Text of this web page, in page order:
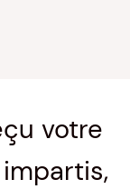
votre